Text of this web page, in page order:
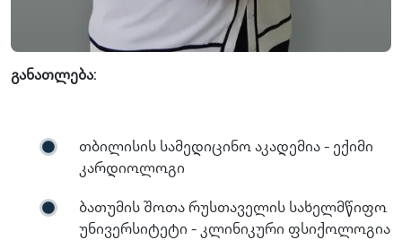
განათლება:
თბილისის სამედიცინო აკადემია - ექიმი
კარდიოლოგი
ბათუმის შოთა რუსთაველის სახელმწიფო
უნივერსიტეტი - კლინიკური ფსიქოლოგია